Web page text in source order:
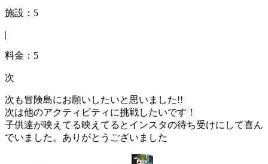
施設：5
|
料金：5
次
次も冒険島にお願いしたいと思いました!!
次は他のアクティビティに挑戦したいです！
子供達が映えてる映えてるとインスタの待ち受けにして喜ん
でいました。ありがとうございました